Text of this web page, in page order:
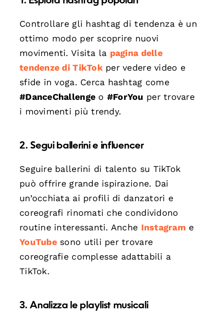
Controllare gli hashtag di tendenza è un
ottimo modo per scoprire nuovi
movimenti. Visita la pagina delle
tendenze di TikTokper vedere video e
sfide in voga. Cerca hashtag come
#DanceChallenge o #ForYou per trovare
i movimenti più trendy.
2. Segui ballerini e influencer
Seguire ballerini di talento su TikTok
può offrire grande ispirazione. Dai
un’occhiata ai profili di danzatori e
coreografi rinomati che condividono
routine interessanti. Anche Instagram e
YouTubesono utili per trovare
coreografie complesse adattabili a
TikTok.
3. Analizza le playlist musicali